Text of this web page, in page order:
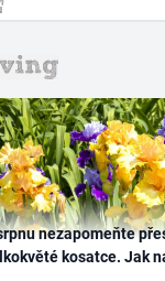
nezapomeňte
kosatce. Jak